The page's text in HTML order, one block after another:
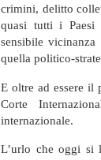
crimini, delitto
quasi tutti i Paesi
sensibile vicinanza
quella politico-
E oltre ad essere il
Corte
internazionale.
L’urlo che oggi si